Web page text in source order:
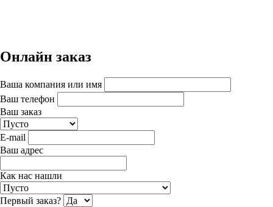
Онлайн заказ
Ваша компания или имя
Ваш телефон
Ваш заказ
E-mail
Ваш адрес
Как нас нашли
Первый заказ?